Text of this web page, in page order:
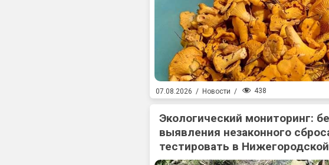
07.08.2026 / Новости / 438
Экологический мониторинг:
выявления незаконного
тестировать в